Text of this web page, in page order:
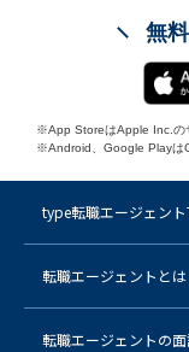
無
※App StoreはApple Inc.の
※Android、Google Playは
type転職エージェント
転職エージェントとは
転職エージェントの